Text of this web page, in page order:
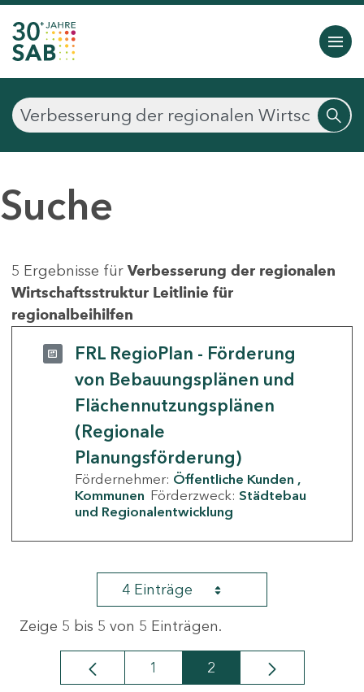
Suche
5 Ergebnisse für Verbesserung der regionalen
Wirtschaftsstruktur Leitlinie für
regionalbeihilfen
FRL RegioPlan - Förderung
von Bebauungsplänen und
Flächennutzungsplänen
(Regionale
Planungsförderung)
Fördernehmer: Öffentliche Kunden
Kommunen Förderzweck: Städtebau
und Regionalentwicklung
4 Einträge
Zeige 5 bis 5 von 5 Einträgen.
Seite
1 Seite
2